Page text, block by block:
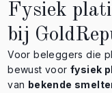
Fysiek
bij
Voor beleggers die
bewust voor fysiek
van bekende